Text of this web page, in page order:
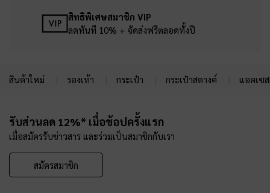
สิทธิพิเศษสมาชิก VIP
ลดทันที 10% + จัดส่งฟรีตลอดทั้งปี
สินค้าใหม่ รองเท้า กระเป๋า กระเป๋าสตางค์ แอคเซ
รับส่วนลด 12%* เมื่อช้อปครั้งแรก
เมื่อสมัครรับข่าวสาร และร่วมเป็นสมาชิกกับเรา
สมัครสมาชิก